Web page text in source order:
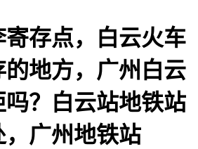
寄存点，白云火车
地方，广州白云
？白云站地铁站
广州地铁站